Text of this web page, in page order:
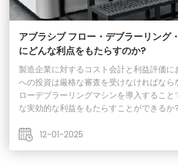
アブラシブ フロー・デブラーリング
にどんな利点をもたらすのか?
製造企業に対するコスト会計と利益評価に
への投資は厳格な審査を受けなければなら
ローデブラーリングマシンを導入すること
な実効的な利益をもたらすことができるか
の向上です.複雑な内部空洞から徹底的に掘
12-01-2025